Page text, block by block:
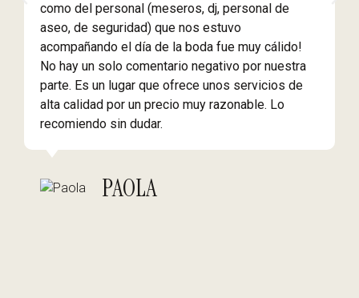
como del personal (meseros, dj, personal de
aseo, de seguridad) que nos estuvo
acompañando el día de la boda fue muy cálido!
No hay un solo comentario negativo por nuestra
parte. Es un lugar que ofrece unos servicios de
alta calidad por un precio muy razonable. Lo
recomiendo sin dudar.
PAOLA